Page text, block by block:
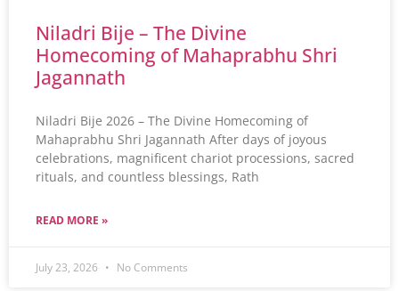
Niladri Bije – The Divine
Homecoming of Mahaprabhu Shri
Jagannath
Niladri Bije 2026 – The Divine Homecoming of
Mahaprabhu Shri Jagannath After days of joyous
celebrations, magnificent chariot processions, sacred
rituals, and countless blessings, Rath
READ MORE »
July 23, 2026 No Comments